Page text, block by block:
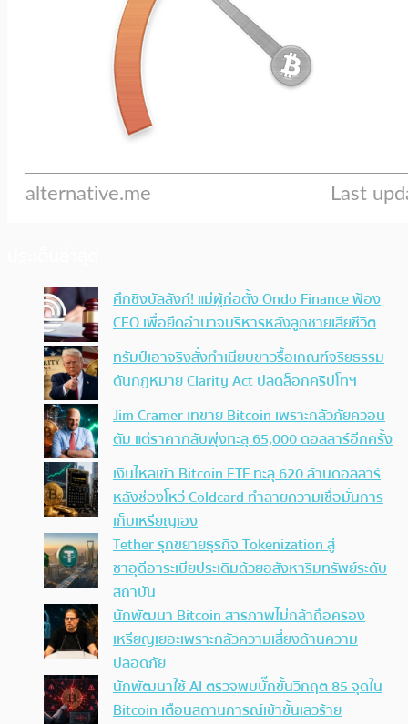
ศึกชิงบัลลังก์! แม่ผู้ก่อตั้ง Ondo Finance ฟ้อง
CEO เพื่อยึดอำนาจบริหารหลังลูกชายเสียชีวิต
ทรัมป์เอาจริง สั่งทำเนียบขาวรื้อเกณฑ์จริยธรรม
ดันกฎหมาย Clarity Act ปลดล็อกคริปโทฯ
Jim Cramer เทขาย Bitcoin เพราะกลัวภัยควอน
ตัม แต่ราคากลับพุ่งทะลุ 65,000 ดอลลาร์อีกครั้ง
เงินไหลเข้า Bitcoin ETF ทะลุ 620 ล้านดอลลาร์
หลังช่องโหว่ Coldcard ทำลายความเชื่อมั่นการ
เก็บเหรียญเอง
Tether รุกขยายธุรกิจ Tokenization สู่
ซาอุดีอาระเบียประเดิมด้วยอสังหาริมทรัพย์ระดับ
สถาบัน
นักพัฒนา Bitcoin สารภาพไม่กล้าถือครอง
เหรียญเยอะเพราะกลัวความเสี่ยงด้านความ
ปลอดภัย
นักพัฒนาใช้ AI ตรวจพบบั๊กขั้นวิกฤต 85 จุดใน
Bitcoin เตือนสถานการณ์เข้าขั้นเลวร้าย